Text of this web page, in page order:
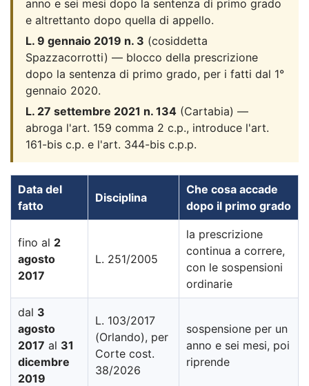
anno e sei mesi dopo la sentenza di primo grado
e altrettanto dopo quella di appello.
L. 9 gennaio 2019 n. 3 (cosiddetta
Spazzacorrotti) — blocco della prescrizione
dopo la sentenza di primo grado, per i fatti dal 1°
gennaio 2020.
L. 27 settembre 2021 n. 134 (Cartabia) —
abroga l'art. 159 comma 2 c.p., introduce l'art.
161-bis c.p. e l'art. 344-bis c.p.p.
Data del
fatto
Disciplina
Che cosa accade
dopo il primo grado
fino al 2
agosto
2017
L. 251/2005
la prescrizione
continua a correre,
con le sospensioni
ordinarie
dal 3
agosto
2017 al 31
dicembre
2019
L. 103/2017
(Orlando), per
Corte cost.
38/2026
sospensione per un
anno e sei mesi, poi
riprende